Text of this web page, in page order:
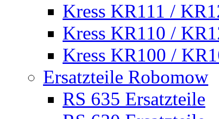
Kress KR111 /
Kress KR110 /
Kress KR100 /
Ersatzteile Robomow
RS 635 Ersatzteile